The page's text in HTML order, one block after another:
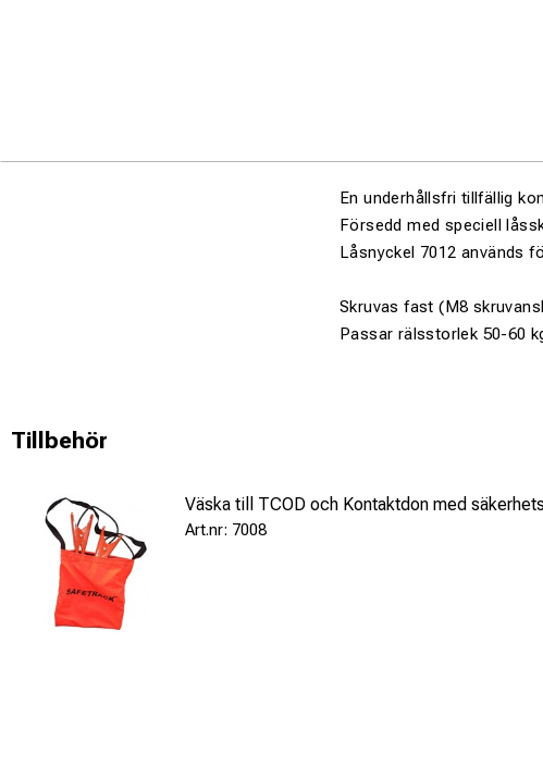
En underhållsfri tillfällig
Försedd med speciell
Låsnyckel 7012 används
Skruvas fast (M8
Passar rälsstorlek 50-60
Tillbehör
Väska till TCOD och Kontaktdon med
7008